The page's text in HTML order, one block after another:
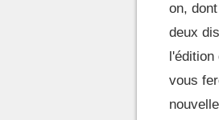
on,
deux
l'édition
vous